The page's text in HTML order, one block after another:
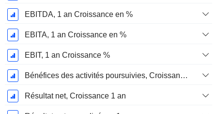
EBITDA, 1 an Croissance en %
EBITA, 1 an Croissance en %
EBIT, 1 an Croissance %
Bénéfices des activités poursuivies, Croissance 1 an
Résultat net, Croissance 1 an